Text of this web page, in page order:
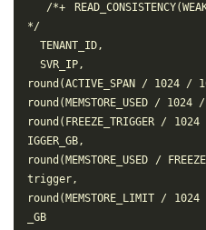
/*+
*/
TENANT_ID,
SVR_IP,
round(ACTIVE_SPAN / 1024 /
round(MEMSTORE_USED /
round(FREEZE_TRIGGER /
IGGER_GB,
round(MEMSTORE_USED /
trigger,
round(MEMSTORE_LIMIT /
_GB